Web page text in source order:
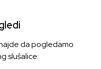
da pogledamo
slušalice: